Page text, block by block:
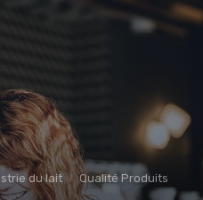
du lait Qualité Produits